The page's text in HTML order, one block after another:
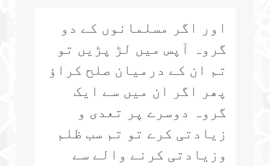
اور اگر مسلمانوں کے دو
گروہ آپس میں لڑ پڑیں تو
تم ان کے درمیان صلح کراؤ
پھر اگر ان میں سے ایک
گروہ دوسرے پر تعدی و
زیادتی کرے تو تم سب ظلم
وزیادتی کرنے والے سے